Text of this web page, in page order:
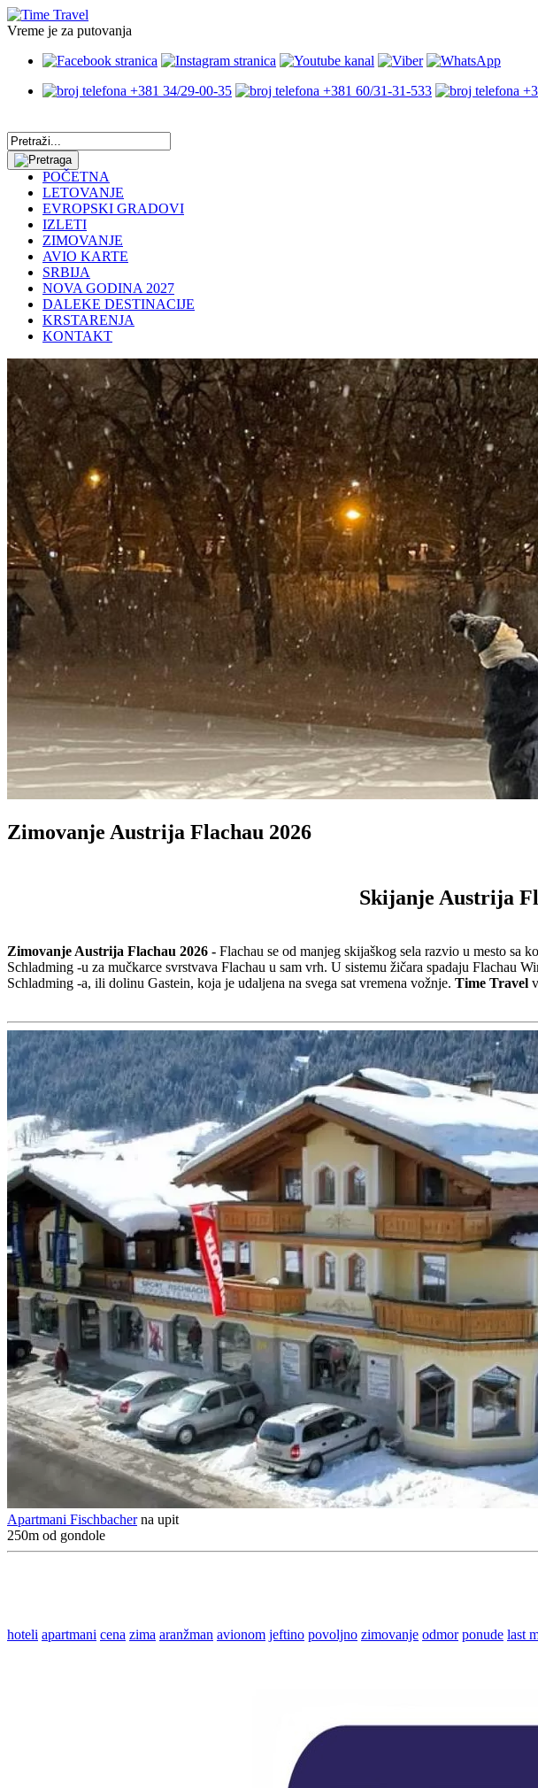
Vreme je za putovanja
+381 34/29-00-35 +381 60/31-31-533
POČETNA
LETOVANJE
EVROPSKI GRADOVI
IZLETI
ZIMOVANJE
AVIO KARTE
SRBIJA
NOVA GODINA 2027
DALEKE DESTINACIJE
KRSTARENJA
KONTAKT
Zimovanje Austrija Flachau 2026
Skijanje Austrija
Zimovanje Austrija Flachau 2026 - Flachau se od manjeg skijaškog sela razvio u mesto sa
Schladming -u za mučkarce svrstvava Flachau u sam vrh. U sistemu žičara spadaju Flachau
Schladming -a, ili dolinu Gastein, koja je udaljena na svega sat vremena vožnje. Time Travel
Apartmani Fischbacher na upit
250m od gondole
hoteli apartmani cena zima aranžman avionom jeftino povoljno zimovanje odmor ponude last